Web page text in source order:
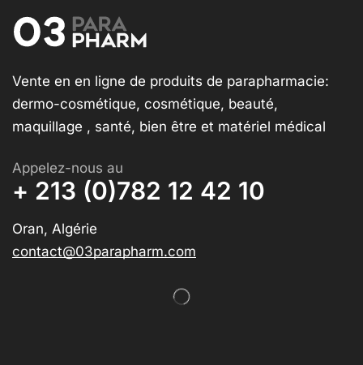
Vente en en ligne de produits de parapharmacie:
dermo-cosmétique, cosmétique, beauté,
maquillage , santé, bien être et matériel médical
Appelez-nous au
+ 213 (0)782 12 42 10
Oran, Algérie
contact@03parapharm.com